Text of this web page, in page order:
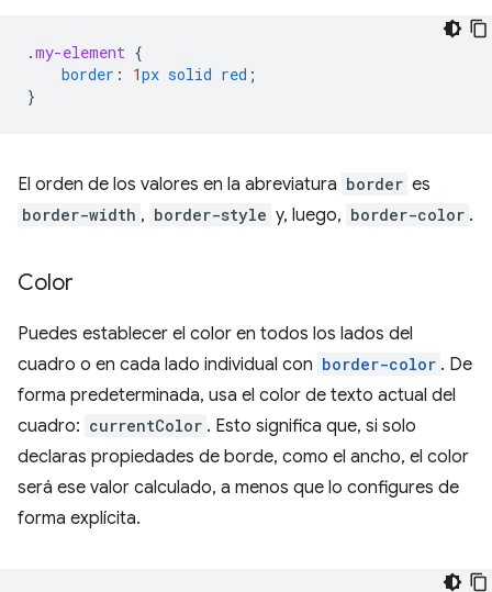
.my-element {
border : 1px solid red ;
}
El orden de los valores en la abreviatura border es
border-width , border-style y, luego, border-color .
Color
Puedes establecer el color en todos los lados del
cuadro o en cada lado individual con border-color . De
forma predeterminada, usa el color de texto actual del
cuadro: currentColor . Esto significa que, si solo
declaras propiedades de borde, como el ancho, el color
será ese valor calculado, a menos que lo configures de
forma explícita.